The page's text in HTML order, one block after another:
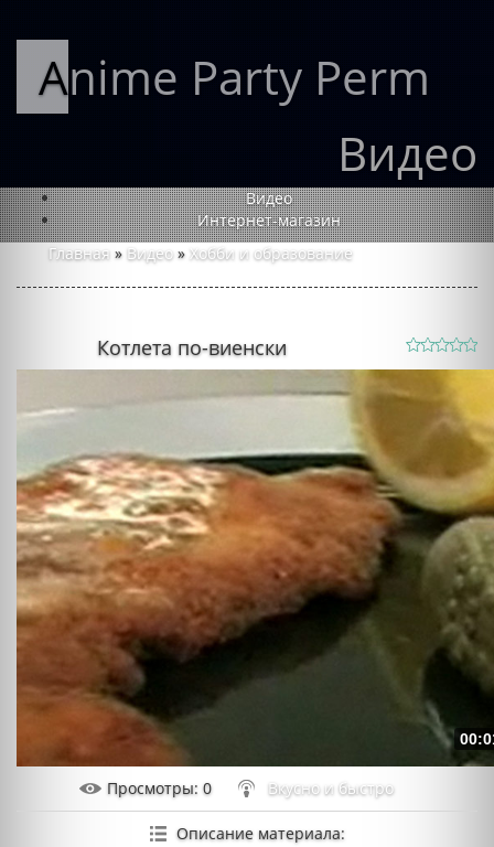
Anime Party Perm
Видео
Видео
Интернет-магазин
Главная » Видео » Хобби и образование
Котлета по-виенски
Просмотры: 0 Вкусно и быстро
Описание материала: